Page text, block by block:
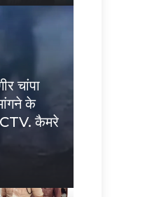
चांपा
के
कैमरे